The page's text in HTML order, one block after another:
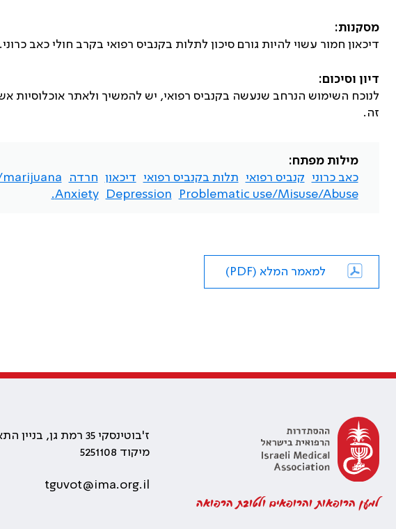
מסקנות:
דיכאון חמור עשוי להיות גורם סיכון לתלות בקנביס רפואי בקרב חולי כאב כרוני.
דיון וסיכום:
לנוכח השימוש הנרחב שנעשה בקנביס רפואי, יש להמשיך ולאתר אוכלוסיות
זה.
מילות מפתח:
כאב כרוני
קנביס רפואי תלות בקנביס רפואי דיכאון חרדה
Problematic use/Misuse/Abuse
Depression
Anxiety.
למאמר המלא (PDF)
למען הרופאות והרופאים ולטובת הרפואה
ז'בוטינסקי 35 רמת גן, בניין התאומים 2
מיקוד 5251108
tguvot@ima.org.il